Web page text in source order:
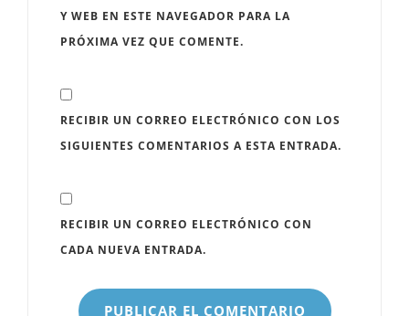
Y WEB EN ESTE NAVEGADOR PARA LA
PRÓXIMA VEZ QUE COMENTE.
RECIBIR UN CORREO ELECTRÓNICO CON LOS
SIGUIENTES COMENTARIOS A ESTA ENTRADA.
RECIBIR UN CORREO ELECTRÓNICO CON
CADA NUEVA ENTRADA.